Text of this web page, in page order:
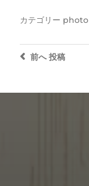
カテゴリー photo
前へ投稿